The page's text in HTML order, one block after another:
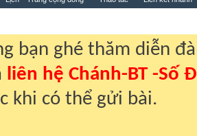
bạn ghé thăm diễn
liên hệ Chánh-BT -Số
khi có thể gửi bài.